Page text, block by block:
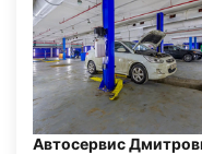
Автосервис